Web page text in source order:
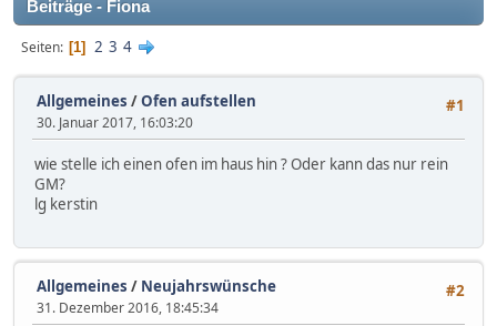
Beiträge - Fiona
Seiten 1 2 3 4
#1
Allgemeines /Ofen aufstellen
30. Januar 2017, 16:03:20
wie stelle ich einen ofen im haus hin ? Oder kann das nur rein
GM?
lg kerstin
#2
Allgemeines / Neujahrswünsche
31. Dezember 2016, 18:45:34